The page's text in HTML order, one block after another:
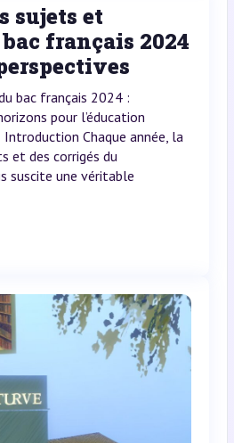
sujets et
français 2024
bac français 2024 :
pour l’éducation
Chaque année, la
et des corrigés du
suscite une véritable